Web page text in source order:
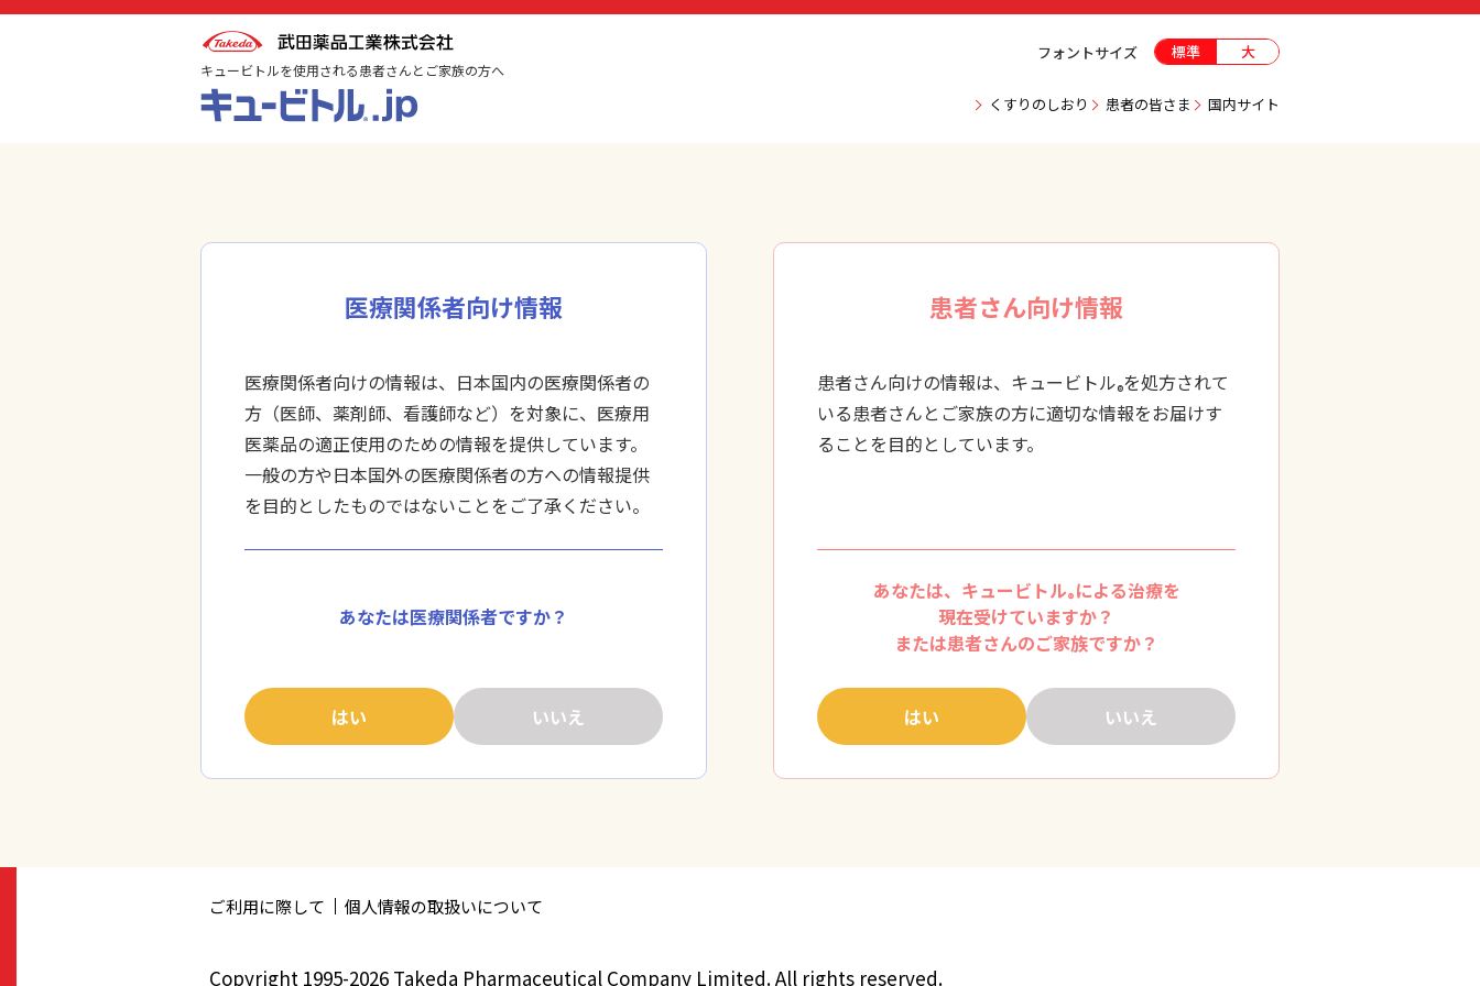
キュービトルを使用される患者さんとご家族の方へ
フォントサイズ 標準 大
くすりのしおり 患者の皆さま 国内サイト
医療関係者向け情報
医療関係者向けの情報は、日本国内の医療関係者の
方（医師、薬剤師、看護師など）を対象に、医療用
医薬品の適正使用のための情報を提供しています。
一般の方や日本国外の医療関係者の方への情報提供
を目的としたものではないことをご了承ください。
あなたは医療関係者ですか？
はい いいえ
患者さん向け情報
患者さん向けの情報は、キュービトル®を処方されて
いる患者さんとご家族の方に適切な情報をお届けす
ることを目的としています。
あなたは、キュービトル®による治療を
現在受けていますか？
または患者さんのご家族ですか？
はい いいえ
ご利用に際して 個人情報の取扱いについて
Copyright 1995-2026 Takeda Pharmaceutical Company Limited. All rights reserved.